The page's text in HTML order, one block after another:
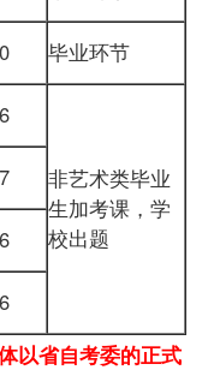
0 毕业环节
6
非艺术类毕业
生加考课，学
校出题
7
6
6
以省自考委的正式